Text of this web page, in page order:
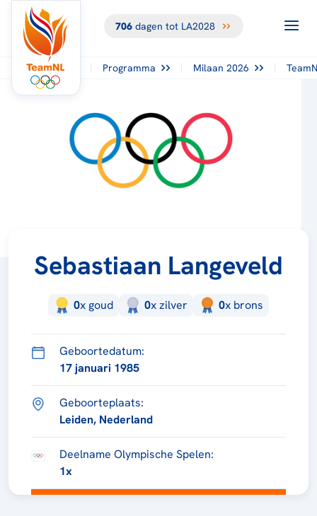
706dagen tot LA2028
Programma Milaan 2026
Sebastiaan Langeveld
0x goud 0xzilver 0x brons
Geboortedatum:
17 januari 1985
Geboorteplaats:
Leiden, Nederland
Deelname Olympische Spelen:
1x